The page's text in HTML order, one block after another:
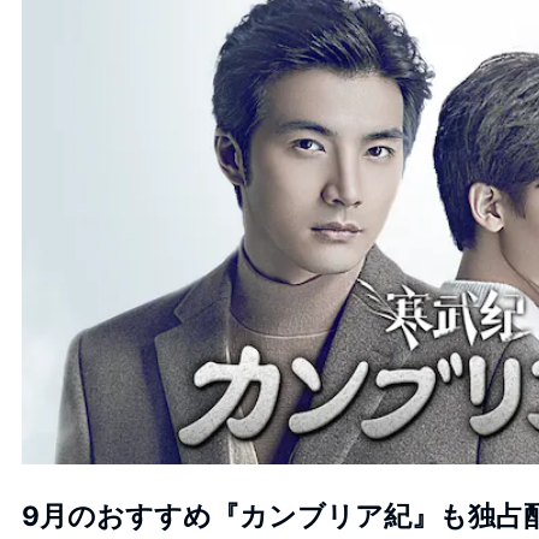
9月のおすすめ『カンブリア紀』も独占